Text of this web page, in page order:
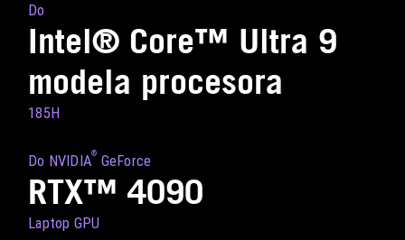
Do
Intel® Core™ Ultra 9
modela procesora
185H
Do NVIDIA® GeForce
RTX™ 4090
Laptop GPU